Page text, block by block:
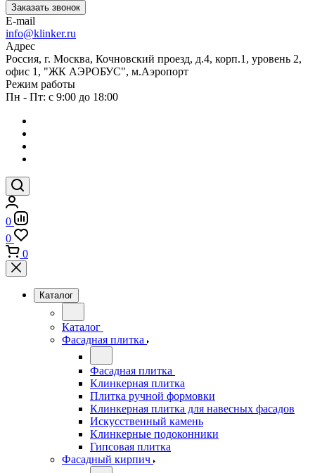
Заказать звонок
E-mail
info@klinker.ru
Адрес
Россия, г. Москва, Кочновский проезд, д.4, корп.1, уровень 2,
офис 1, "ЖК АЭРОБУС", м.Аэропорт
Режим работы
Пн - Пт: с 9:00 до 18:00
0
0
0
Каталог
Каталог
Фасадная плитка
Фасадная плитка
Клинкерная плитка
Плитка ручной формовки
Клинкерная плитка для навесных фасадов
Искусственный камень
Клинкерные подоконники
Гипсовая плитка
Фасадный кирпич